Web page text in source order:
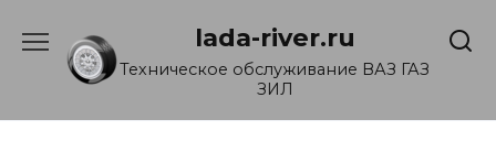
содержанию
lada-river.ru
Техническое обслуживание ВАЗ ГАЗ
ЗИЛ